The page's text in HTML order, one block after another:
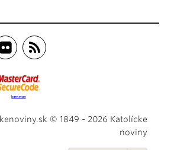
© 1849 - 2026 Katolícke
noviny